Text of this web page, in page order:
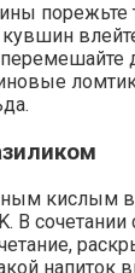
порежьте
кислым
В сочетании
напиток